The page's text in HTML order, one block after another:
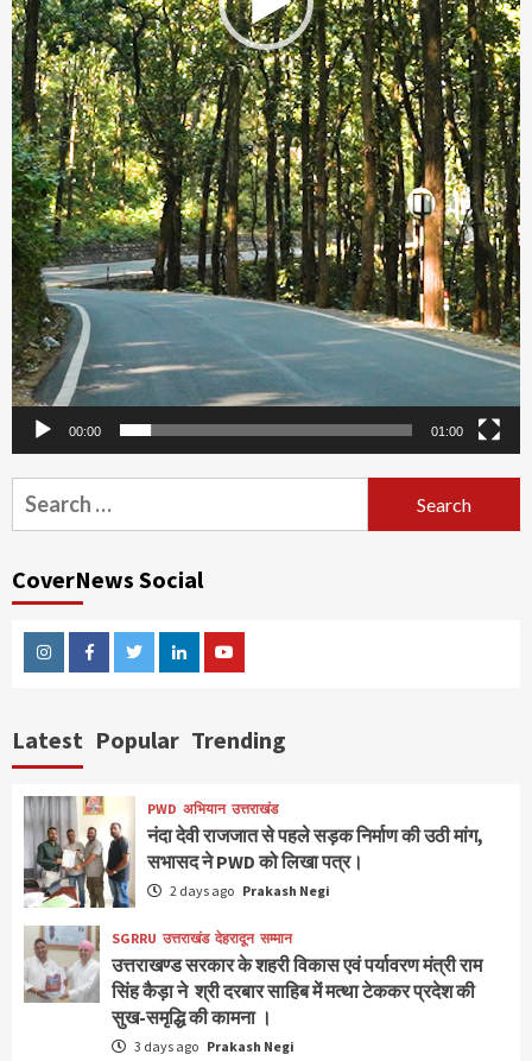
00:00 01:00
Search
for:
CoverNews Social
InstagramFacebookTwitterLinkedinYoutube
Latest Popular Trending
PWD अभियान उत्तराखंड
नंदा देवी राजजात से पहले सड़क निर्माण की उठी मांग,
सभासद ने PWD को लिखा पत्र।
2 days ago Prakash Negi
SGRRU उत्तराखंड देहरादून सम्मान
उत्तराखण्ड सरकार के शहरी विकास एवं पर्यावरण मंत्री राम
सिंह कैड़ा ने श्री दरबार साहिब में मत्था टेककर प्रदेश की
सुख-समृद्धि की कामना ।
3 days ago Prakash Negi